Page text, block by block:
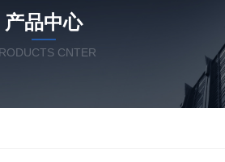
产品中心
CNTER